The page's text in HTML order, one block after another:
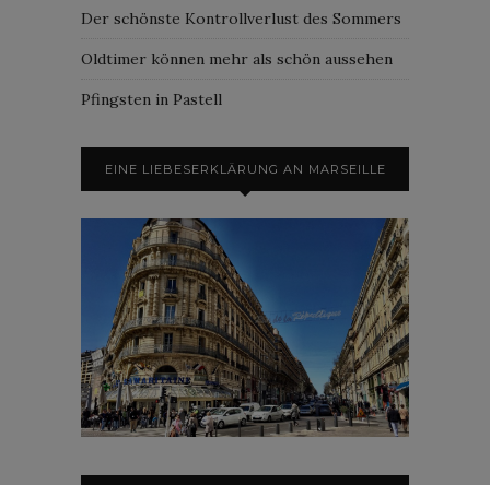
Der schönste Kontrollverlust des Sommers
Oldtimer können mehr als schön aussehen
Pfingsten in Pastell
EINE LIEBESERKLÄRUNG AN MARSEILLE